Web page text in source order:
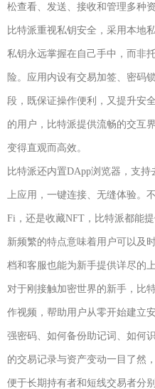
松查看、发送、接收和管理多种资
比特派重视私钥安全，采用本地
私钥永远掌握在自己手中，而非
险。应用内设有交易加签、密码
段，既保证操作便利，又提升安
的用户，比特派提供流畅的交互
变得直观而高效。
比特派还内置DApp浏览器，支
上应用，一键连接、无缝体验。
Fi，还是收藏NFT，比特派都能
新频繁的特点意味着用户可以及
档和客服也能为新手提供详尽的上
对于刚接触加密世界的新手，比
作视频，帮助用户从零开始建立
强密码、如何备份助记词、如何
的交易记录与资产变动一目了然
便于长期持有者和短线交易者分